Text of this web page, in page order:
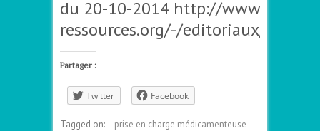
du 20-10-2014 http://www.tdah-
ressources.org/-/editoriaux/
Partager :
Twitter Facebook
Tagged on:
prise en charge médicamenteuse